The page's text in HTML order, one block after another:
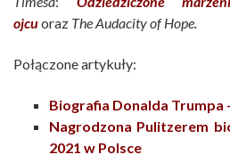
ojcuoraz The Audacity of Hope.
Połączone artykuły:
Biografia Donalda Trumpa
Nagrodzona Pulitzerem
2021 w Polsce